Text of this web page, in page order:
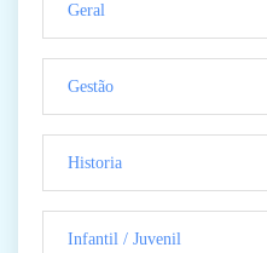
Geral
Gestão
Historia
Infantil / Juvenil